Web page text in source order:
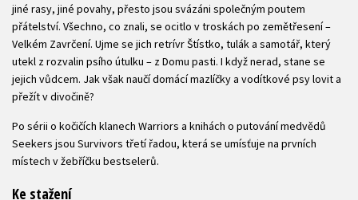
jiné rasy, jiné povahy, přesto jsou svázáni společným poutem
přátelství. Všechno, co znali, se ocitlo v troskách po zemětřesení –
Velkém Zavrčení. Ujme se jich retrívr Štístko, tulák a samotář, který
utekl z rozvalin psího útulku – z Domu pasti. I když nerad, stane se
jejich vůdcem. Jak však naučí domácí mazlíčky a vodítkové psy lovit a
přežít v divočině?
Po sérii o kočičích klanech Warriors a knihách o putování medvědů
Seekers jsou Survivors třetí řadou, která se umísťuje na prvních
místech v žebříčku bestselerů.
Ke stažení